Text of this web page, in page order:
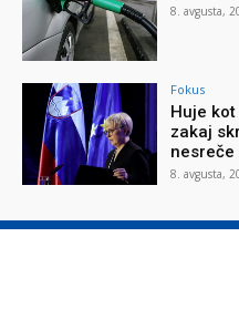
8. avgusta,
Fokus
Huje
zakaj
8. avgusta,